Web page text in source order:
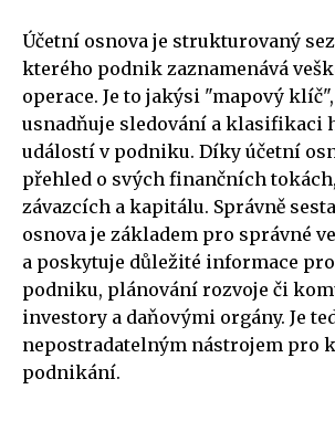
Účetní osnova je strukturovaný
kterého podnik zaznamenává
operace. Je to jakýsi "mapový
usnadňuje sledování a klasifikaci
událostí v podniku. Díky účetní
přehled o svých finančních
závazcích a kapitálu. Správně
osnova je základem pro správné
a poskytuje důležité informace
podniku, plánování rozvoje či
investory a daňovými orgány. Je
nepostradatelným nástrojem pro
podnikání.